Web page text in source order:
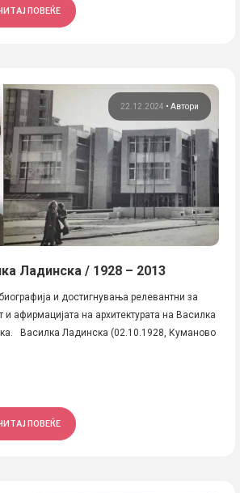
ПОВЕЌЕ
22.12.2024 •Автори
Ладинска / 1928 – 2013
и достигнувања релевантни за
и афирмацијата на архитектурата на Василка
Василка Ладинска (02.10.1928, Куманово
ПОВЕЌЕ